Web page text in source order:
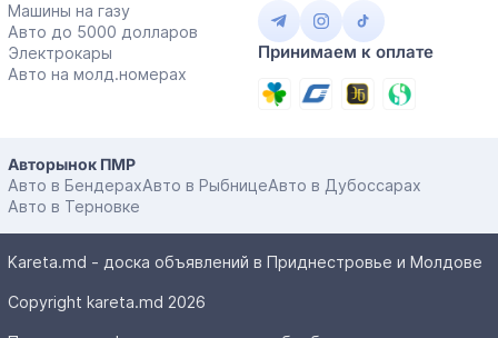
Машины на газу
Авто до 5000 долларов
Электрокары
Авто на молд.номерах
Принимаем к оплате
Авторынок ПМР
Авто в БендерахАвто в РыбницеАвто в Дубоссарах
Авто в Терновке
Kareta.md - доска объявлений в Приднестровье и Молдове
Copyright kareta.md 2026